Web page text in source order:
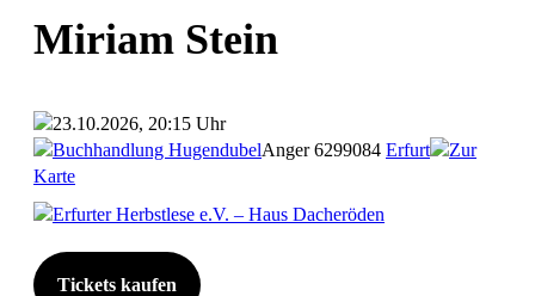
Miriam Stein
23.10.2026, 20:15 Uhr
Buchhandlung HugendubelAnger 6299084 Erfurt
Zur
Karte
Erfurter Herbstlese e.V. – Haus Dacheröden
Tickets kaufen